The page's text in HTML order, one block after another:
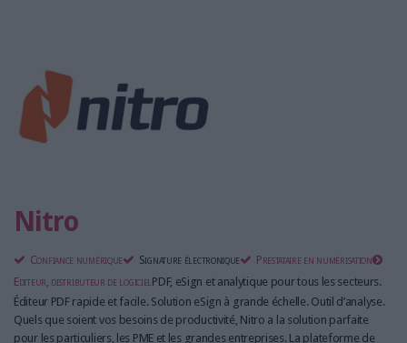
Nitro
Confiance numérique Signature électronique
Prestataire en numérisation
Editeur, distributeur de logicielPDF, eSign et analytique pour tous les secteurs.
Éditeur PDF rapide et facile. Solution eSign à grande échelle. Outil d’analyse.
Quels que soient vos besoins de productivité, Nitro a la solution parfaite
pour les particuliers, les PME et les grandes entreprises. La plateforme de